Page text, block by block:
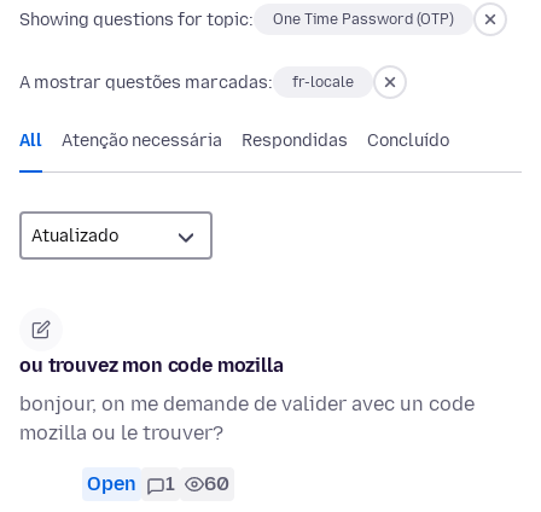
Showing questions for topic: One Time Password (OTP)
A mostrar questões marcadas: fr-locale
All Atenção necessária Respondidas Concluído
ou trouvez mon code mozilla
bonjour, on me demande de valider avec un code
mozilla ou le trouver?
Open 1 60